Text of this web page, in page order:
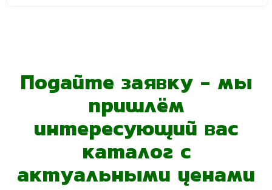
Подайте заявку - мы
пришлём
интересующий вас
каталог с
актуальными ценами